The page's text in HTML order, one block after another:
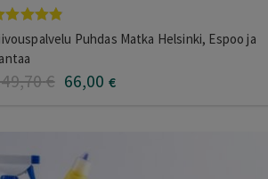
/ 5
Puhdas Matka Helsinki, Espoo ja
,70€ 66,00 €